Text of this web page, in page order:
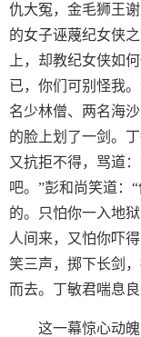
仇大冤，金毛狮王
的女子诬蔑纪女侠
上，却教纪女侠如
已，你们可别怪我
名少林僧、两名海
的脸上划了一剑。
又抗拒不得，骂道
吧。”彭和尚笑道：
的。只怕你一入地
人间来，又怕你吓
笑三声，掷下长剑
而去。丁敏君喘息
这一幕惊心动